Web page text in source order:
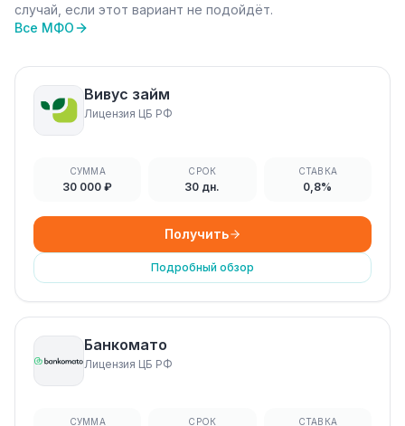
случай, если этот вариант не подойдёт.
Все МФО
Вивус займ
Лицензия ЦБ РФ
СУММА
30 000 ₽
СРОК
30 дн.
СТАВКА
0,8%
Получить
Подробный обзор
Банкомато
Лицензия ЦБ РФ
СУММА СРОК СТАВКА